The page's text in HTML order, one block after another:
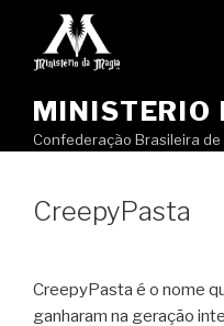
MINISTERIO
Confederação Brasileira
CreepyPasta
CreepyPasta é o nome
ganharam na geração